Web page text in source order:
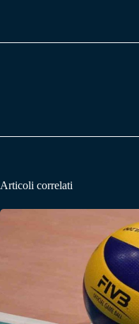
pp m
Articoli correlati